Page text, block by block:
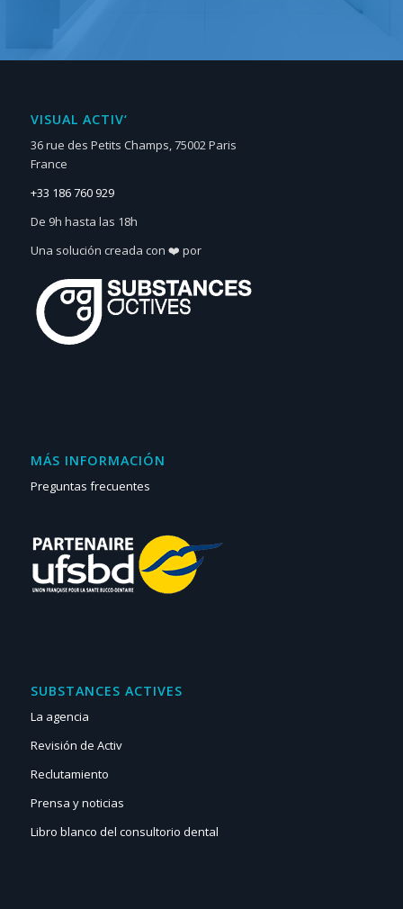
VISUAL ACTIV‘
36 rue des Petits Champs, 75002 Paris
France
+33 186 760 929
De 9h hasta las 18h
Una solución creada con ❤️ por
MÁS INFORMACIÓN
Preguntas frecuentes
SUBSTANCES ACTIVES
La agencia
Revisión de Activ
Reclutamiento
Prensa y noticias
Libro blanco del consultorio dental